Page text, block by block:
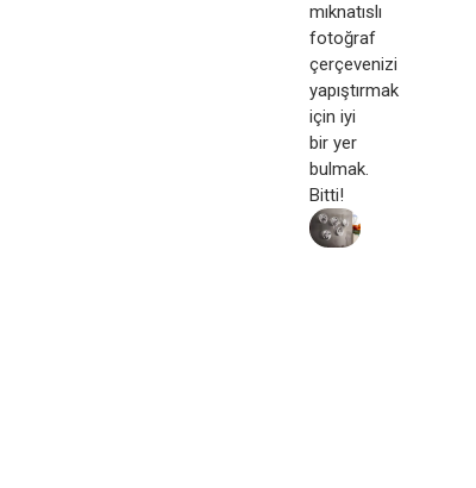
mıknatıslı
fotoğraf
çerçevenizi
yapıştırmak
için iyi
bir yer
bulmak.
Bitti!